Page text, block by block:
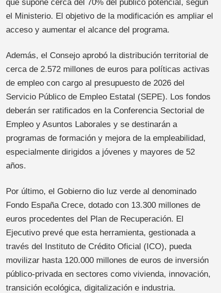
que supone cerca del 70% del público potencial, según
el Ministerio. El objetivo de la modificación es ampliar el
acceso y aumentar el alcance del programa.
Además, el Consejo aprobó la distribución territorial de
cerca de 2.572 millones de euros para políticas activas
de empleo con cargo al presupuesto de 2026 del
Servicio Público de Empleo Estatal (SEPE). Los fondos
deberán ser ratificados en la Conferencia Sectorial de
Empleo y Asuntos Laborales y se destinarán a
programas de formación y mejora de la empleabilidad,
especialmente dirigidos a jóvenes y mayores de 52
años.
Por último, el Gobierno dio luz verde al denominado
Fondo España Crece, dotado con 13.300 millones de
euros procedentes del Plan de Recuperación. El
Ejecutivo prevé que esta herramienta, gestionada a
través del Instituto de Crédito Oficial (ICO), pueda
movilizar hasta 120.000 millones de euros de inversión
público-privada en sectores como vivienda, innovación,
transición ecológica, digitalización e industria.